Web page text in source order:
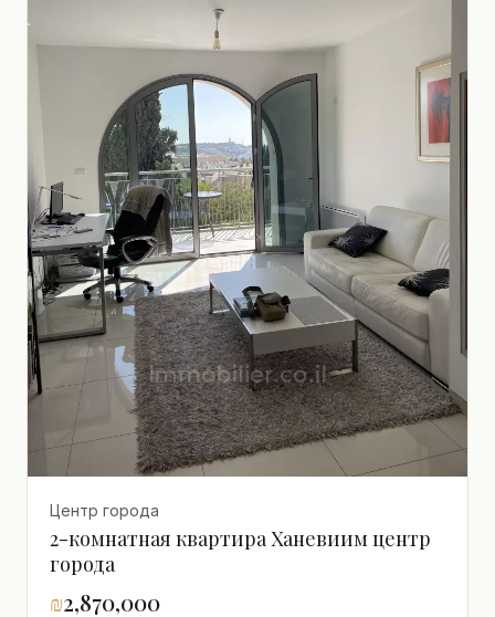
Центр города
2-комнатная квартира Ханевиим центр
города
₪2,870,000